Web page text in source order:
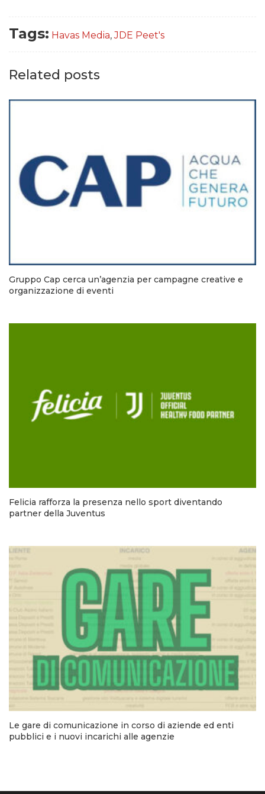
Tags: Havas Media,JDE Peet's
Related posts
Gruppo Cap cerca un’agenzia per campagne creative e
organizzazione di eventi
Felicia rafforza la presenza nello sport diventando
partner della Juventus
Le gare di comunicazione in corso di aziende ed enti
pubblici e i nuovi incarichi alle agenzie